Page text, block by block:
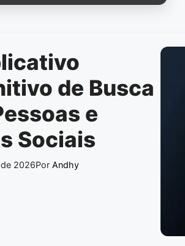
de Busca
e
Sociais
2026Por Andhy